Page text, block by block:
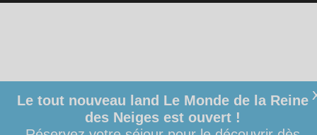
Le tout nouveau land Le Monde de la Reine
des Neiges est ouvert !